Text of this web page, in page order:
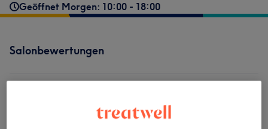
Geöffnet Morgen: 10:00 - 18:00
Salonbewertungen